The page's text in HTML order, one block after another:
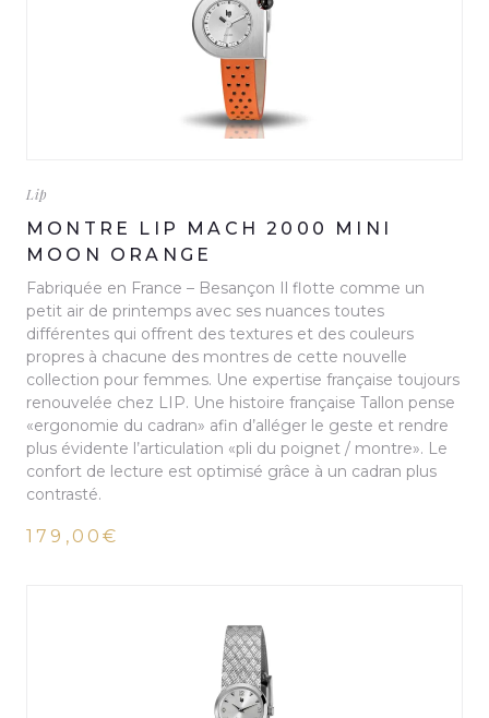
Lip
MONTRE LIP MACH 2000 MINI
MOON ORANGE
Fabriquée en France – Besançon Il flotte comme un
petit air de printemps avec ses nuances toutes
différentes qui offrent des textures et des couleurs
propres à chacune des montres de cette nouvelle
collection pour femmes. Une expertise française toujours
renouvelée chez LIP. Une histoire française Tallon pense
«ergonomie du cadran» afin d’alléger le geste et rendre
plus évidente l’articulation «pli du poignet / montre». Le
confort de lecture est optimisé grâce à un cadran plus
contrasté.
179,00€